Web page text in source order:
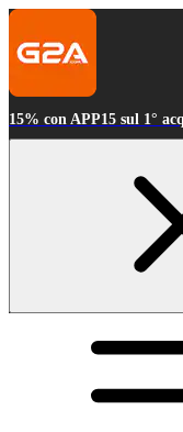
15% con APP15 sul 1°